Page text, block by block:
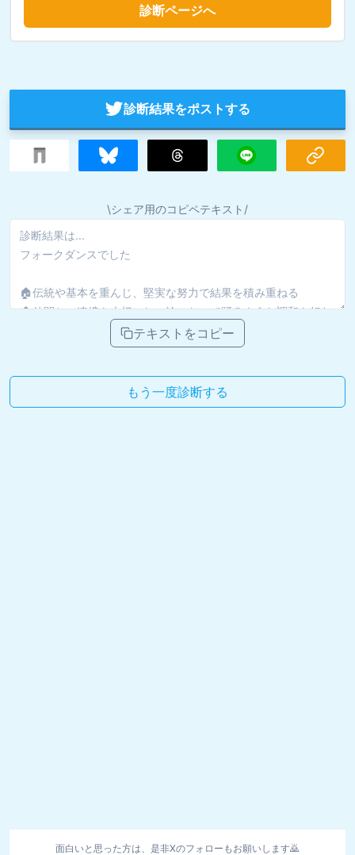
診断ページへ
診断結果をポストする
\シェア用のコピペテキスト/
テキストをコピー
もう一度診断する
面白いと思った方は、是非Xのフォローもお願いします🙇